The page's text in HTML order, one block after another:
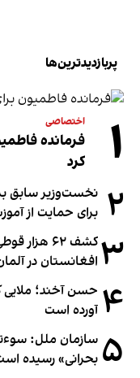
پربازدیدترین‌ها
۱ اختصاصی
فرمانده
کرد
۲ نخست‌وزیر سابق
برای حمایت از
۳
کشف ۶۲
افغانستان در
۴ حسن آخند؛ ملایی
آورده است
۵ سازمان ملل:
بحرانی» رسیده